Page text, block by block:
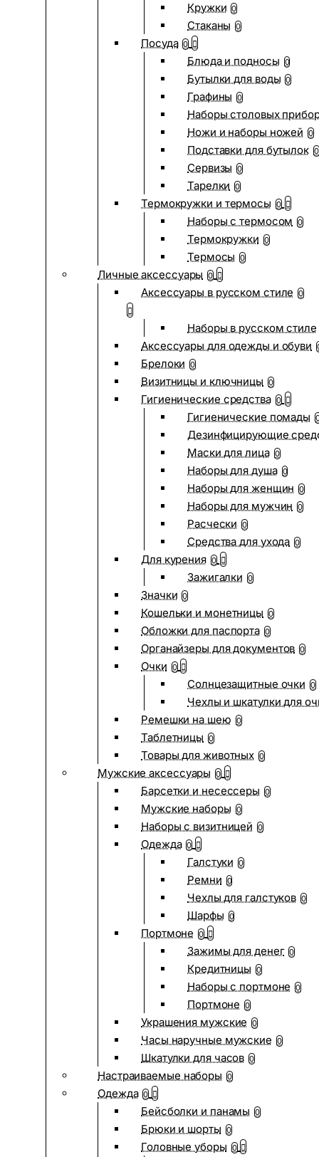
Кружки 0
Стаканы 0
Посуда 0
Блюда и подносы 0
Бутылки для воды 0
Графины 0
Наборы столовых
Ножи и наборы ножей 0
Подставки для бутылок 0
Сервизы 0
Тарелки 0
Термокружки и термосы 0
Наборы с термосом 0
Термокружки 0
Термосы 0
Личные аксессуары 0
Аксессуары в русском стиле 0
Наборы в русском стиле
Аксессуары для одежды и обуви
Брелоки 0
Визитницы и ключницы 0
Гигиенические средства 0
Гигиенические помады
Дезинфицирующие
Маски для лица 0
Наборы для душа 0
Наборы для женщин 0
Наборы для мужчин 0
Расчески 0
Средства для ухода 0
Для курения 0
Зажигалки 0
Значки 0
Кошельки и монетницы 0
Обложки для паспорта 0
Органайзеры для документов 0
Очки 0
Солнцезащитные очки 0
Чехлы и шкатулки для
Ремешки на шею 0
Таблетницы 0
Товары для животных 0
Мужские аксессуары 0
Барсетки и несессеры 0
Мужские наборы 0
Наборы с визитницей 0
Одежда 0
Галстуки 0
Ремни 0
Чехлы для галстуков 0
Шарфы 0
Портмоне 0
Зажимы для денег 0
Кредитницы 0
Наборы с портмоне 0
Портмоне 0
Украшения мужские 0
Часы наручные мужские 0
Шкатулки для часов 0
Настраиваемые наборы 0
Одежда 0
Бейсболки и панамы 0
Брюки и шорты 0
Головные уборы 0